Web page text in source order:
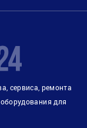
сервиса, ремонта
для